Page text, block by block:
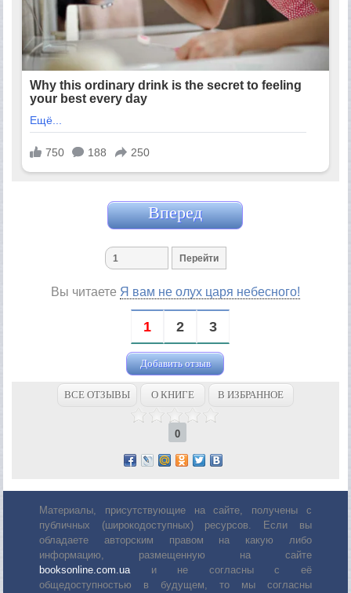
Вперед
Вы читаете Я вам не олух царя небесного!
1 2 3
Добавить отзыв
ВСЕ ОТЗЫВЫ О КНИГЕ В ИЗБРАННОЕ
0
Материалы, присутствующие на сайте, получены с
публичных (широкодоступных) ресурсов. Если вы
обладаете авторским правом на какую либо
информацию, размещенную на сайте
booksonline.com.uaи не согласны с её
общедоступностью в будущем, то мы согласны